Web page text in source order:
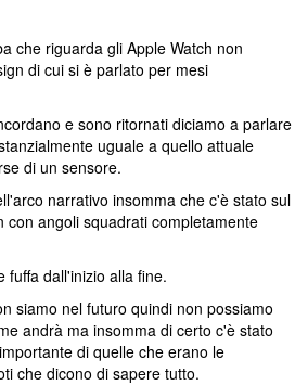
che riguarda gli Apple Watch non
di cui si è parlato per mesi
e sono ritornati diciamo a parlare
uguale a quello attuale
di un sensore.
narrativo insomma che c'è stato sul
con angoli squadrati completamente
fuffa dall'inizio alla fine.
siamo nel futuro quindi non possiamo
andrà ma insomma di certo c'è stato
di quelle che erano le
che dicono di sapere tutto.